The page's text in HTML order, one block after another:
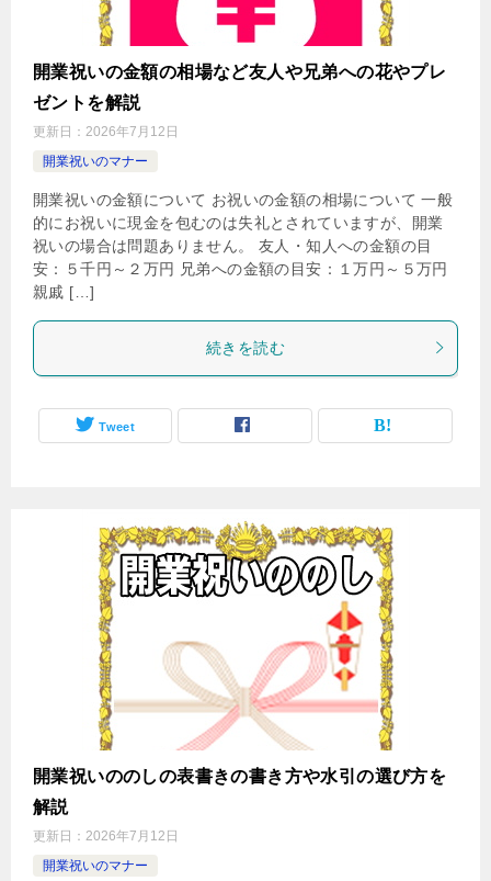
開業祝いの金額の相場など友人や兄弟への花やプレ
ゼントを解説
更新日： 2026年7月12日
開業祝いのマナー
開業祝いの金額について お祝いの金額の相場について 一般
的にお祝いに現金を包むのは失礼とされていますが、開業
祝いの場合は問題ありません。 友人・知人への金額の目
安：５千円～２万円 兄弟への金額の目安：１万円～５万円
親戚 […]
続きを読む
Tweet
開業祝いののしの表書きの書き方や水引の選び方を
解説
更新日： 2026年7月12日
開業祝いのマナー